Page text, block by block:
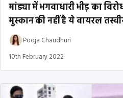
मांड्या में भगवाधारी भीड़ का
मुस्कान की नहीं है ये वायरल
Pooja Chaudhuri
10th February 2022